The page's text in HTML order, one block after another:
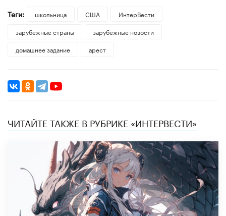
Теги:
школьница США
ИнтерВести
зарубежные страны
зарубежные новости
домашнее задание
арест
ЧИТАЙТЕ ТАКЖЕ В РУБРИКЕ «ИНТЕРВЕСТИ»